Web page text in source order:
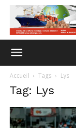
Accueil Tags Lys
Tag: Lys